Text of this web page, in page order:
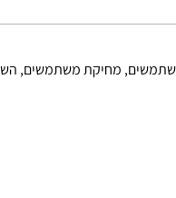
מחיקת משתמשים,